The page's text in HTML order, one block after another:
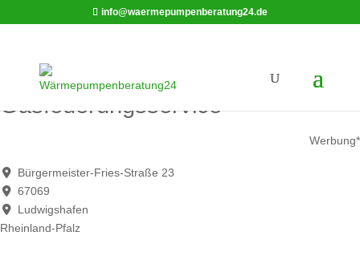
info@waermepumpenberatung24.de
MarWil GmbH | Öl- und
Gasfeuerungsservice
Werbung*
Bürgermeister-Fries-Straße 23
67069
Ludwigshafen
Rheinland-Pfalz